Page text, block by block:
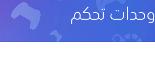
وحدات تحكم